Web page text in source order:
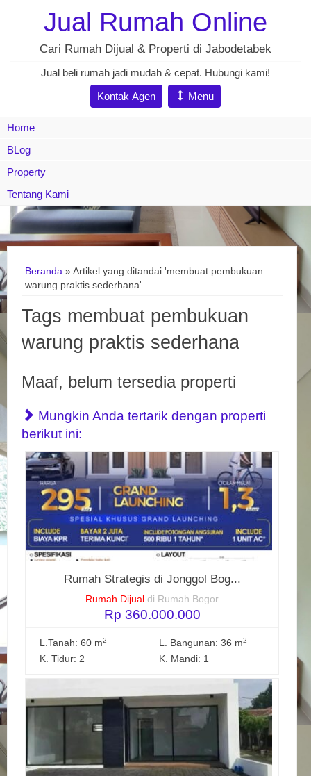
Jual Rumah Online
Cari Rumah Dijual & Properti di Jabodetabek
Jual beli rumah jadi mudah & cepat. Hubungi kami!
Kontak Agen
Menu
Home
BLog
Property
Tentang Kami
Beranda »Artikel yang ditandai 'membuat pembukuan
warung praktis sederhana'
Tags membuat pembukuan
warung praktis sederhana
Maaf, belum tersedia properti
Mungkin Anda tertarik dengan properti
berikut ini:
Rumah Strategis di Jonggol Bog...
Rumah Dijual di Rumah Bogor
Rp 360.000.000
L.Tanah: 60 m2 L. Bangunan: 36 m2
K. Tidur: 2 K. Mandi: 1